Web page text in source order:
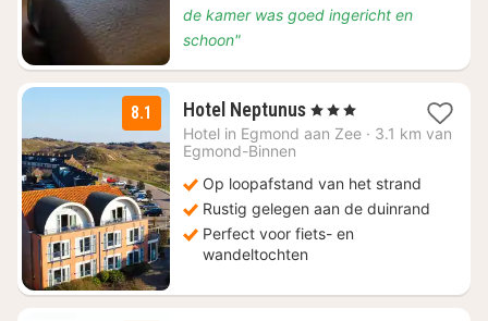
de kamer was goed ingericht en
schoon"
8.1 Hotel Neptunus1
nacht
119
, 3 Sterren
Hotel in Egmond aan Zee · 3.1 km van
Egmond-Binnen
Op loopafstand van het strand
Rustig gelegen aan de duinrand
Perfect voor fiets- en
wandeltochten